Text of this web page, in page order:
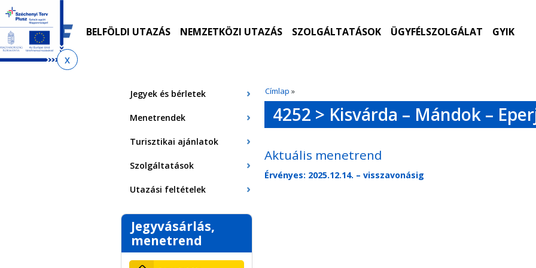
Ugrás
menetrendkeresőhöz
Ugrás
az
almenühöz
Ugrás
tartalomra
Ugrás
az
oldaltérképre
BELFÖLDI UTAZÁS NEMZETKÖZI UTAZÁS SZOLGÁLTATÁSOK ÜGYFÉLSZOLGÁLAT GYIK
Címlap »
Jegyek és bérletek
Menetrendek
Turisztikai ajánlatok
Szolgáltatások
Utazási feltételek
Jegyvásárlás,
menetrend
4252 > Kisvárda – Mándok –
Aktuális menetrend
Érvényes: 2025.12.14. – visszavonásig